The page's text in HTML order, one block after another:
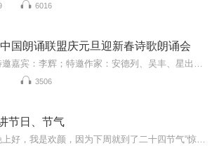
6016
国朗诵联盟庆元旦迎新春诗歌朗诵会
3506
节日、节气